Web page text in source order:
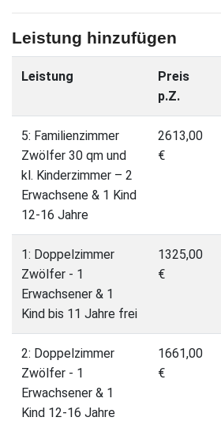
Leistung hinzufügen
Leistung
Preis
p.Z.
5: Familienzimmer
Zwölfer 30 qm und
kl. Kinderzimmer – 2
Erwachsene & 1 Kind
12-16 Jahre
2613,00
€
1: Doppelzimmer
Zwölfer - 1
Erwachsener & 1
Kind bis 11 Jahre frei
1325,00
€
2: Doppelzimmer
Zwölfer - 1
Erwachsener & 1
Kind 12-16 Jahre
1661,00
€